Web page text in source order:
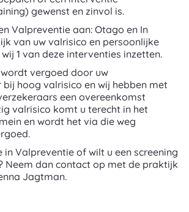
gewenst en zinvol is.
Valpreventie aan: Otago en In
van uw valrisico en persoonlijke
1 van deze interventies inzetten.
vergoed door uw
hoog valrisico en wij hebben met
een overeenkomst
valrisico komt u terecht in het
en wordt het via die weg
in Valpreventie of wilt u een screening
Neem dan contact op met de praktijk
Jagtman.